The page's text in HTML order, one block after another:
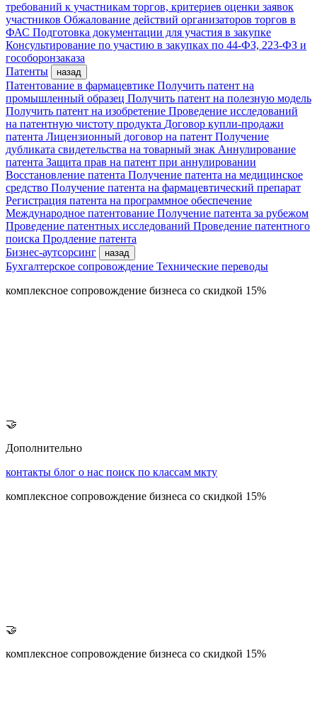
требований к участникам торгов, критериев оценки заявок
участников Обжалование действий организаторов торгов в
ФАС Подготовка документации для участия в закупке
Консультирование по участию в закупках по 44-ФЗ, 223-ФЗ и
гособоронзаказа
Патенты
назад
Патентование в фармацевтике Получить патент на
промышленный образец Получить патент на полезную модель
Получить патент на изобретение Проведение исследований
на патентную чистоту продукта Договор купли-продажи
патента Лицензионный договор на патент Получение
дубликата свидетельства на товарный знак Аннулирование
патента Защита прав на патент при аннулировании
Восстановление патента Получение патента на медицинское
средство Получение патента на фармацевтический препарат
Регистрация патента на программное обеспечение
Международное патентование Получение патента за рубежом
Проведение патентных исследований Проведение патентного
поиска Продление патента
Бизнес-аутсорсинг
назад
Бухгалтерское сопровождение Технические переводы
комплексное сопровождение бизнеса со скидкой 15%
🤝
Дополнительно
контакты блог о нас поиск по классам мкту
комплексное сопровождение бизнеса со скидкой 15%
🤝
комплексное сопровождение бизнеса со скидкой 15%